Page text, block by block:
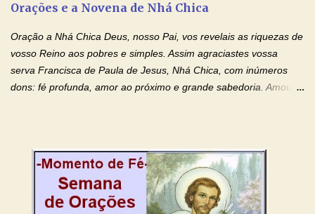
(apresente aqui o seu pedido...) Eu, desde já, agradeço de
coração, confiante que o Senhor me atenderá. Eu louvo o Pai por
ter nos dado o Senhor, Jesus, como presente de Páscoa. eu
agradeço de coração ao Espíri...
Orações e a Novena de Nhá Chica
Oração a Nhá Chica Deus, nosso Pai, vos revelais as riquezas de
vosso Reino aos pobres e simples. Assim agraciastes vossa
serva Francisca de Paula de Jesus, Nhá Chica, com inúmeros
dons: fé profunda, amor ao próximo e grande sabedoria. Amou a
Senhor Jesus Cristo, vosso Filho, na unidade do Espírito Santo.
Amém. Novena a Nhá Chica (Oração para obter os favores
celestiais através da intercessão da Serva de Deus Nhá Chica)
(Rezar durante nove dias seguidos ou intercalados) Nhá Chica,